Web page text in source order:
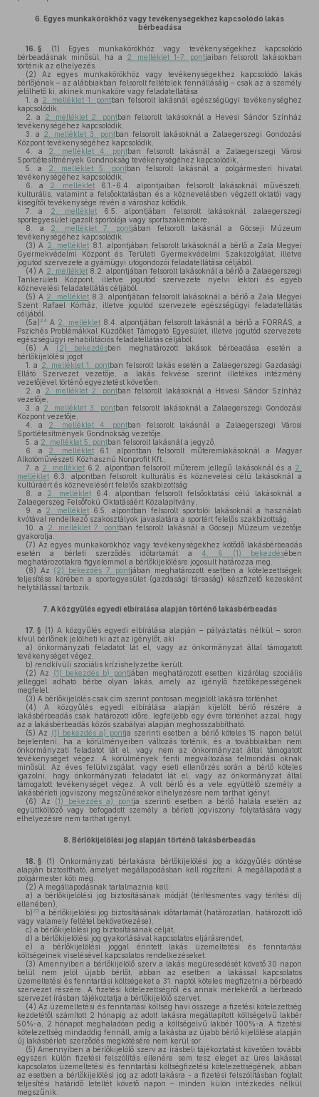
6. Egyes munkakörökhöz vagy tevékenységekhez kapcsolódó lakás
bérbeadása
16. § (1) Egyes munkakörökhöz vagy tevékenységekhez kapcsolódó
bérbeadásnak minősül, ha a
2. melléklet 1-7. pontjaiban felsorolt lakásokban
történik az elhelyezés.
(2) Az egyes munkakörökhöz vagy tevékenységekhez kapcsolódó lakás
bérlőjének – az alábbiakban felsorolt feltételek fennállásáig – csak az a személy
jelölhető ki, akinek munkaköre vagy feladatellátása
1.
a 2. melléklet 1. pontban felsorolt lakásnál egészségügyi tevékenységhez
kapcsolódik,
2.
a 2. melléklet 2. pontban felsorolt lakásoknál a Hevesi Sándor Színház
tevékenységéhez kapcsolódik,
3.
a 2. melléklet 3. pontban felsorolt lakásoknál a Zalaegerszegi Gondozási
Központ tevékenységéhez kapcsolódik,
4.
a 2. melléklet 4. pontban felsorolt lakásnál a Zalaegerszegi Városi
Sportlétesítmények Gondnokság tevékenységéhez kapcsolódik,
5.
a 2. melléklet 5. pontban felsorolt lakásnál a polgármesteri hivatal
tevékenységéhez kapcsolódik,
6.
a 2. melléklet 6.1.-6.4. alpontjaiban felsorolt lakásoknál művészeti,
kulturális, valamint a felsőoktatásban és a köznevelésben végzett oktatói vagy
kisegítői tevékenysége révén a városhoz kötődik,
7.
a 2. melléklet6.5. alpontjában felsorolt lakásoknál zalaegerszegi
sportegyesület igazolt sportolója vagy sportszakembere,
8.
a 2. melléklet 7. pontjában felsorolt lakásnál a Göcseji Múzeum
tevékenységéhez kapcsolódik.
(3) A 2. melléklet 8.1. alpontjában felsorolt lakásoknál a bérlő a Zala Megyei
Gyermekvédelmi Központ és Területi Gyermekvédelmi Szakszolgálat, illetve
jogutód szervezete a gyámügyi utógondozói feladatellátása céljából.
(4) A 2. melléklet8.2. alpontjában felsorolt lakásoknál a bérlő a Zalaegerszegi
Tankerületi Központ, illetve jogutód szervezete nyelvi lektori és egyéb
köznevelési feladatellátás céljából.
(5) A 2. melléklet8.3. alpontjában felsorolt lakásoknál a bérlő a Zala Megyei
Szent Rafael Kórház, illetve jogutód szervezete egészségügyi feladatellátás
céljából.
(5a) 24 A 2. melléklet8.4. alpontjában felsorolt lakásnál a bérlő a FORRÁS, a
Pszichés Problémákkal Küzdőket Támogató Egyesület, illetve jogutód szervezete
egészségügyi rehabilitációs feladatellátás céljából.
(6) A (2) bekezdésben meghatározott lakások bérbeadása esetén a
bérlőkijelölési jogot
1.
a 2. melléklet 1. pontban felsorolt lakás esetén a Zalaegerszegi Gazdasági
Ellátó Szervezet vezetője, a lakás fekvése szerint illetékes intézmény
vezetőjével történő egyeztetést követően,
2.
a 2. melléklet 2. pontban felsorolt lakásoknál a Hevesi Sándor Színház
vezetője,
3.
a 2. melléklet 3. pontban felsorolt lakásoknál a Zalaegerszegi Gondozási
Központ vezetője,
4.
a 2. melléklet 4. pontban felsorolt lakásnál a Zalaegerszegi Városi
Sportlétesítmények Gondnokság vezetője,
5. a 2. melléklet 5. pontban felsorolt lakásnál a jegyző,
6.
a 2. melléklet6.1. alpontban felsorolt műteremlakásoknál a Magyar
Alkotóművészeti Közhasznú Nonprofit Kft.,
7.
a 2. melléklet6.2. alpontban felsorolt műterem jellegű lakásoknál és a 2.
melléklet 6.3. alpontban felsorolt kulturális és köznevelési célú lakásoknál a
kultúráért és köznevelésért felelős szakbizottság
8.
a 2. melléklet 6.4. alpontban felsorolt felsőoktatási célú lakásoknál a
Zalaegerszeg Felsőfokú Oktatásáért Közalapítvány,
9.
a 2. melléklet 6.5. alpontban felsorolt sportolói lakásoknál a használati
kvótával rendelkező szakosztályok javaslatára a sportért felelős szakbizottság,
10.
a 2. melléklet 7. pontban felsorolt lakásnál a Göcseji Múzeum vezetője
gyakorolja.
(7) Az egyes munkakörökhöz vagy tevékenységekhez kötődő lakásbérbeadás
esetén a bérleti szerződés időtartamát a 4. § (1) bekezdésében
meghatározottakra figyelemmel a bérlőkijelölésre jogosult határozza meg.
(8) Az (2) bekezdés 7. pontjában meghatározott esetben a kötelezettségek
teljesítése körében a sportegyesület (gazdasági társaság) készfizető kezesként
helytállással tartozik.
7. A közgyűlés egyedi elbírálása alapján történő lakásbérbeadás
17. § (1) A közgyűlés egyedi elbírálása alapján – pályáztatás nélkül – soron
kívül bérlőnek jelölheti ki azt az igénylőt, aki
a) önkormányzati feladatot lát el, vagy az önkormányzat által támogatott
tevékenységet végez,
b) rendkívüli szociális krízishelyzetbe került.
(2) Az (1) bekezdés b) pontjában meghatározott esetben kizárólag szociális
jelleggel adható bérbe olyan lakás, amely az igénylő fizetőképességének
megfelel.
(3) A bérlőkijelölés csak cím szerint pontosan megjelölt lakásra történhet.
(4) A közgyűlés egyedi elbírálása alapján kijelölt bérlő részére a
lakásbérbeadás csak határozott időre, legfeljebb egy évre történhet azzal, hogy
az a lakásbérbeadás közös szabályai alapján meghosszabbítható.
(5) Az (1) bekezdés a) pontja szerinti esetben a bérlő köteles 15 napon belül
bejelenteni, ha a körülményeiben változás történik, és a továbbiakban nem
önkormányzati feladatot lát el, vagy nem az önkormányzat által támogatott
tevékenységet végez. A körülmények fenti megváltozása felmondási oknak
minősül. Az éves felülvizsgálat, vagy eseti ellenőrzés során a bérlő köteles
igazolni, hogy önkormányzati feladatot lát el, vagy az önkormányzat által
támogatott tevékenységet végez. A volt bérlő és a vele együttélő személy a
lakásbérleti jogviszony megszűnésekor elhelyezésre nem tarthat igényt.
(6) Az (1) bekezdés a) pontja szerinti esetben a bérlő halála esetén az
együttköltöző vagy befogadott személy a bérleti jogviszony folytatására vagy
elhelyezésre nem tarthat igényt.
8. Bérlőkijelölési jog alapján történő lakásbérbeadás
18. § (1) Önkormányzati bérlakásra bérlőkijelölési jog a közgyűlés döntése
alapján biztosítható, amelyet megállapodásban kell rögzíteni. A megállapodást a
polgármester köti meg.
(2) A megállapodásnak tartalmaznia kell:
a) a bérlőkijelölési jog biztosításának módját (térítésmentes vagy térítési díj
ellenében),
b) 25 a bérlőkijelölési jog biztosításának időtartamát (határozatlan, határozott idő
vagy valamely feltétel bekövetkezése),
c) a bérlőkijelölési jog biztosításának célját,
d) a bérlőkijelölési jog gyakorlásával kapcsolatos eljárásrendet,
e) a bérlőkijelölési joggal érintett lakás üzemeltetési és fenntartási
költségeinek viselésével kapcsolatos rendelkezéseket.
(3) Amennyiben a bérlőkijelölő szerv a lakás megüresedését követő 30 napon
belül nem jelöl újabb bérlőt, abban az esetben a lakással kapcsolatos
üzemeltetési és fenntartási költségeket a 31. naptól köteles megfizetni a bérbeadó
szervezet részére. A fizetési kötelezettségről és annak mértékéről a bérbeadó
szervezet írásban tájékoztatja a bérlőkijelölő szervet.
(4) Az üzemeltetési és fenntartási költség havi összege a fizetési kötelezettség
kezdetétől számított 2 hónapig az adott lakásra megállapított költségelvű lakbér
50%-a, 2 hónapot meghaladóan pedig a költségelvű lakbér 100%-a. A fizetési
kötelezettség mindaddig fennáll, amíg a lakásba az újabb bérlő kijelölése alapján
új lakásbérleti szerződés megkötésére nem kerül sor.
(5) Amennyiben a bérlőkijelölő szerv az írásbeli tájékoztatást követően további
egyszeri külön fizetési felszólítás ellenére sem tesz eleget az üres lakással
kapcsolatos üzemeltetési és fenntartási költségfizetési kötelezettségének, abban
az esetben a bérlőkijelölési jog az adott lakásra - a fizetési felszólításban foglalt
teljesítési határidő leteltét követő napon – minden külön intézkedés nélkül
megszűnik.